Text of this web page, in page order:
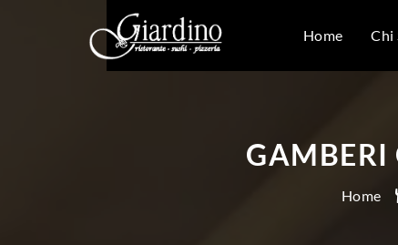
Home Chi
GAMBERI
Home